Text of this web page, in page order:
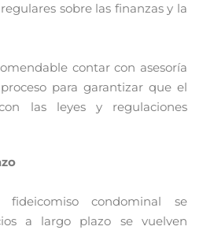
sobre las finanzas y la
contar con asesoría
para garantizar que el
las leyes y regulaciones
condominal se
a largo plazo se vuelven